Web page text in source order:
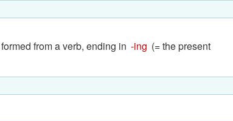
from a verb, ending in -ing (= the present